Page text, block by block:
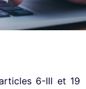
6-III et 19